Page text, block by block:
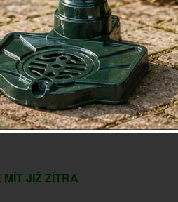
MÍT JIŽ ZÍTRA